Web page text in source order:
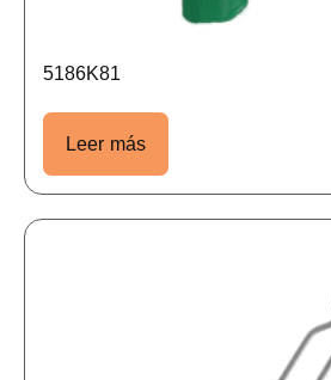
5186K81
Leer más